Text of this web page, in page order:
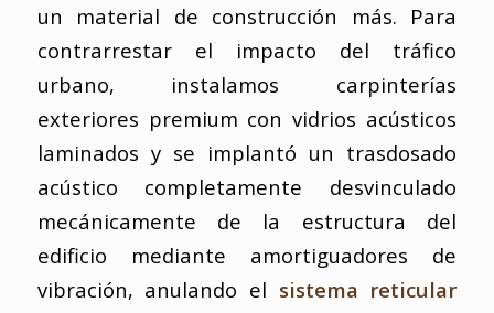
un material de construcción más. Para
contrarrestar el impacto del tráfico
urbano, instalamos carpinterías
exteriores premium con vidrios acústicos
laminados y se implantó un trasdosado
acústico completamente desvinculado
mecánicamente de la estructura del
edificio mediante amortiguadores de
vibración, anulando el sistema reticular